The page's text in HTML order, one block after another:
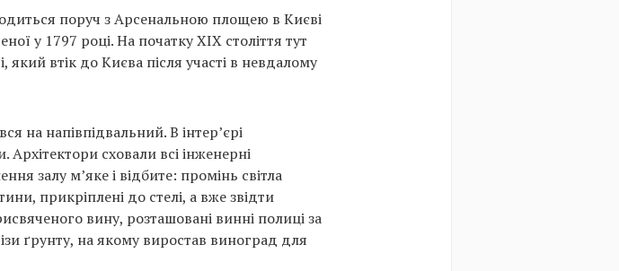
поруч з Арсенальною площею в Києві
у 1797 році. На початку XIX століття тут
втік до Києва після участі в невдалому
на напівпідвальний. В інтер’єрі
Архітектори сховали всі інженерні
залу м’яке і відбите: промінь світла
прикріплені до стелі, а вже звідти
вину, розташовані винні полиці за
ґрунту, на якому виростав виноград для